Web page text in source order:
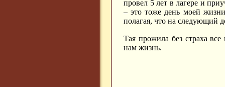
провел 5 лет в лагере и
– это тоже день моей
полагая, что на следующий
Тая прожила без страха
нам жизнь.